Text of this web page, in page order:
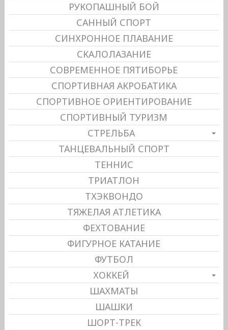
РУКОПАШНЫЙ БОЙ
САННЫЙ СПОРТ
СИНХРОННОЕ ПЛАВАНИЕ
СКАЛОЛАЗАНИЕ
СОВРЕМЕННОЕ ПЯТИБОРЬЕ
СПОРТИВНАЯ АКРОБАТИКА
СПОРТИВНОЕ ОРИЕНТИРОВАНИЕ
СПОРТИВНЫЙ ТУРИЗМ
СТРЕЛЬБА
ТАНЦЕВАЛЬНЫЙ СПОРТ
ТЕННИС
ТРИАТЛОН
ТХЭКВОНДО
ТЯЖЕЛАЯ АТЛЕТИКА
ФЕХТОВАНИЕ
ФИГУРНОЕ КАТАНИЕ
ФУТБОЛ
ХОККЕЙ
ШАХМАТЫ
ШАШКИ
ШОРТ-ТРЕК